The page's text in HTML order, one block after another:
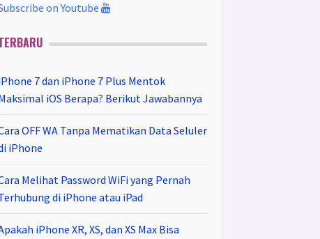
on Youtube
7 dan iPhone 7 Plus Mentok
iOS Berapa? Berikut Jawabannya
OFF WA Tanpa Mematikan Data Seluler
iPhone
Melihat Password WiFi yang Pernah
di iPhone atau iPad
iPhone XR, XS, dan XS Max Bisa